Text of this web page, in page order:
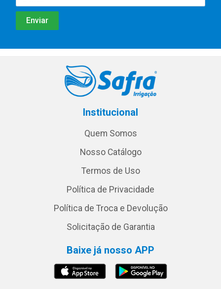
Institucional
Quem Somos
Nosso Catálogo
Termos de Uso
Política de Privacidade
Política de Troca e Devolução
Solicitação de Garantia
Baixe já nosso APP